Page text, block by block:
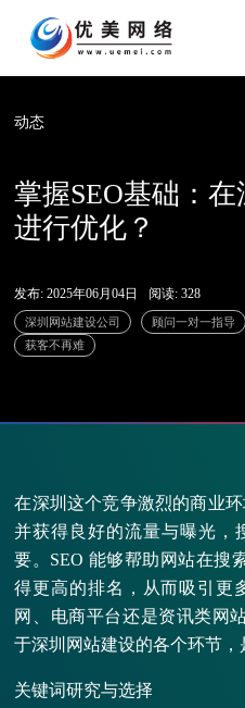
动态
掌握SEO基础：
进行优化？
发布: 2025年06月04日 阅读: 328
深圳网站建设公司
在深圳这个竞争激烈的商业
并获得良好的流量与曝光，
要。SEO 能够帮助网站在搜
得更高的排名，从而吸引更
网、电商平台还是资讯类网
于深圳网站建设的各个环节，
关键词研究与选择